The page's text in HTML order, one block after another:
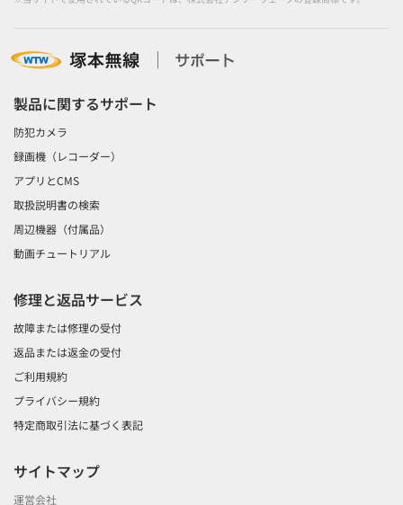
製品に関するサポート
防犯カメラ
録画機（レコーダー）
アプリとCMS
取扱説明書の検索
周辺機器（付属品）
動画チュートリアル
修理と返品サービス
故障または修理の受付
返品または返金の受付
ご利用規約
プライバシー規約
特定商取引法に基づく表記
サイトマップ
運営会社